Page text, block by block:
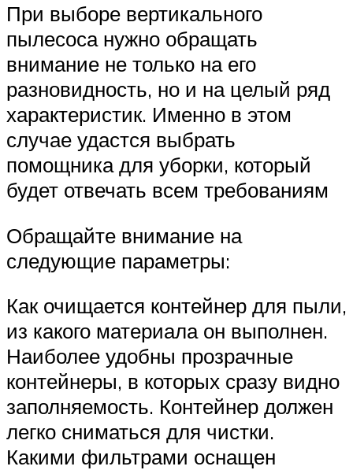
При выборе вертикального
пылесоса нужно обращать
внимание не только на его
разновидность, но и на целый ряд
характеристик. Именно в этом
случае удастся выбрать
помощника для уборки, который
будет отвечать всем требованиям
Обращайте внимание на
следующие параметры:
Как очищается контейнер для пыли,
из какого материала он выполнен.
Наиболее удобны прозрачные
контейнеры, в которых сразу видно
заполняемость. Контейнер должен
легко сниматься для чистки.
Какими фильтрами оснащен